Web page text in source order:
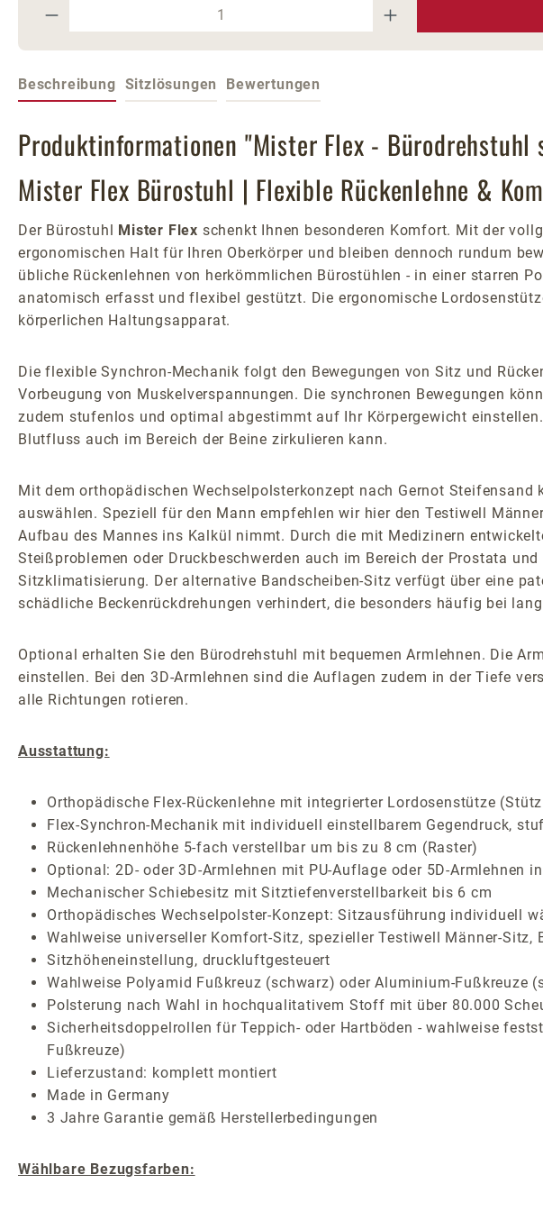
Produkt Anzahl: Gib den gewünschten Wert ein
Beschreibung Sitzlösungen Bewertungen
Produktinformationen "Mister Flex - Bürodrehstuhl
Mister Flex Bürostuhl | Flexible Rückenlehne &
Der Bürostuhl Mister Flex schenkt Ihnen besonderen Komfort. Mit der
ergonomischen Halt für Ihren Oberkörper und bleiben dennoch rundum
übliche Rückenlehnen von herkömmlichen Bürostühlen - in einer starren
anatomisch erfasst und flexibel gestützt. Die ergonomische
körperlichen Haltungsapparat.
Die flexible Synchron-Mechanik folgt den Bewegungen von Sitz und
Vorbeugung von Muskelverspannungen. Die synchronen Bewegungen
zudem stufenlos und optimal abgestimmt auf Ihr Körpergewicht
Blutfluss auch im Bereich der Beine zirkulieren kann.
Mit dem orthopädischen Wechselpolsterkonzept nach Gernot
auswählen. Speziell für den Mann empfehlen wir hier den Testiwell
Aufbau des Mannes ins Kalkül nimmt. Durch die mit Medizinern
Steißproblemen oder Druckbeschwerden auch im Bereich der Prostata
Sitzklimatisierung. Der alternative Bandscheiben-Sitz verfügt über eine
schädliche Beckenrückdrehungen verhindert, die besonders häufig bei
Optional erhalten Sie den Bürodrehstuhl mit bequemen Armlehnen. Die
einstellen. Bei den 3D-Armlehnen sind die Auflagen zudem in der Tiefe
alle Richtungen rotieren.
Ausstattung:
Orthopädische Flex-Rückenlehne mit integrierter Lordosenstütze
Flex-Synchron-Mechanik mit individuell einstellbarem Gegendruck,
Rückenlehnenhöhe 5-fach verstellbar um bis zu 8 cm (Raster)
Optional: 2D- oder 3D-Armlehnen mit PU-Auflage oder 5D-
Mechanischer Schiebesitz mit Sitztiefenverstellbarkeit bis 6 cm
Orthopädisches Wechselpolster-Konzept: Sitzausführung individuell
Wahlweise universeller Komfort-Sitz, spezieller Testiwell Männer-Sitz,
Sitzhöheneinstellung, druckluftgesteuert
Wahlweise Polyamid Fußkreuz (schwarz) oder Aluminium-Fußkreuze
Polsterung nach Wahl in hochqualitativem Stoff mit über 80.000
Sicherheitsdoppelrollen für Teppich- oder Hartböden - wahlweise
Fußkreuze)
Lieferzustand: komplett montiert
Made in Germany
3 Jahre Garantie gemäß Herstellerbedingungen
Wählbare Bezugsfarben: